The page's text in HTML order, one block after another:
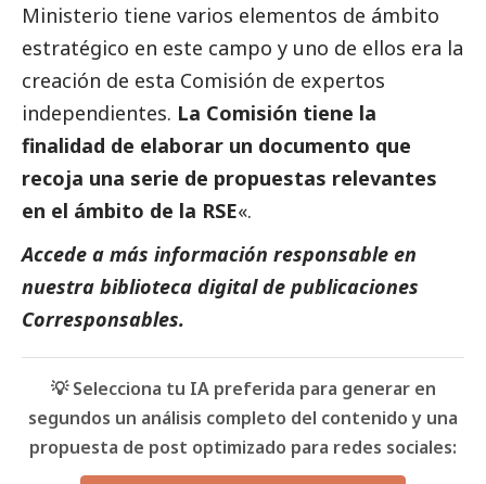
Ministerio tiene varios elementos de ámbito
estratégico en este campo y uno de ellos era la
creación de esta Comisión de expertos
independientes. La Comisión tiene la
finalidad de elaborar un documento que
recoja una serie de propuestas relevantes
en el ámbito de la RSE«.
Accede a más información responsable en
nuestra biblioteca digital de publicaciones
Corresponsables.
💡 Selecciona tu IA preferida para generar en
segundos un análisis completo del contenido y una
propuesta de post optimizado para redes sociales: